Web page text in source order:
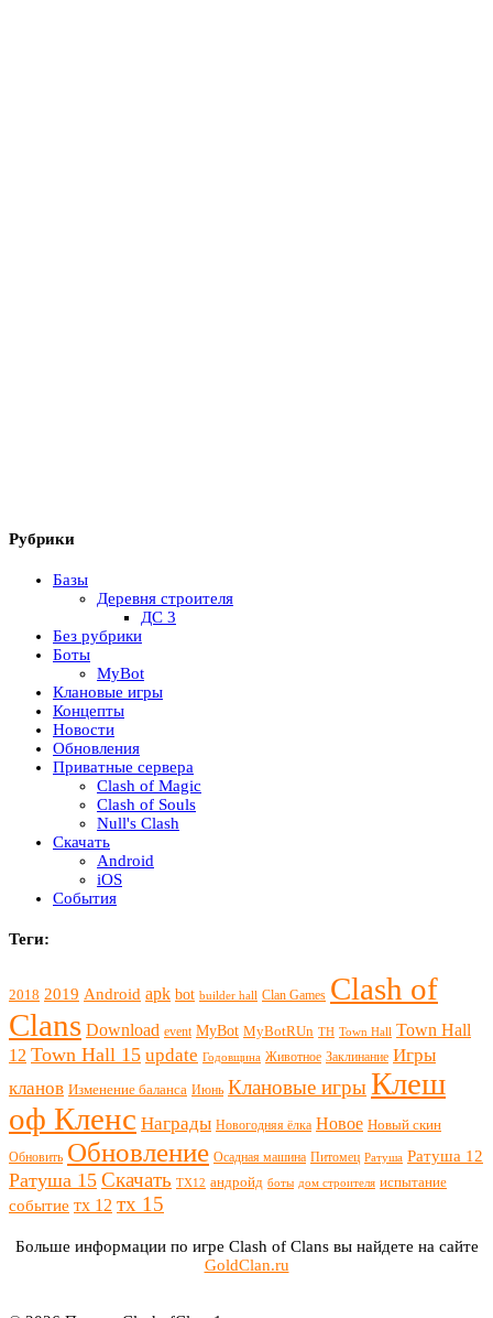
Рубрики
Базы
Деревня строителя
ДС 3
Без рубрики
Боты
MyBot
Клановые игры
Концепты
Новости
Обновления
Приватные сервера
Clash of Magic
Clash of Souls
Null's Clash
Скачать
Android
iOS
События
Теги:
2018 2019 Android apk bot builder hall Clan Games Clash of
Clans Download event MyBot MyBotRUn TH Town Hall Town Hall
12 Town Hall 15 update Годовщина Животное Заклинание Игры
кланов Изменение баланса Июнь Клановые игрыКлеш
оф Кленс Награды Новогодняя ёлка Новое Новый скин
Обновить Обновление Осадная машина Питомец Ратуша Ратуша 12
Ратуша 15 Скачать ТХ12 андройд боты дом строителя испытание
событие тх 12 тх 15
Больше информации по игре Clash of Clans вы найдете на сайте
GoldClan.ru